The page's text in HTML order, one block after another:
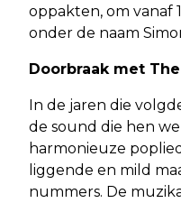
oppakten, om vanaf
onder de naam
Doorbraak met
In de jaren die
de sound die hen
harmonieuze
liggende en mild
nummers. De